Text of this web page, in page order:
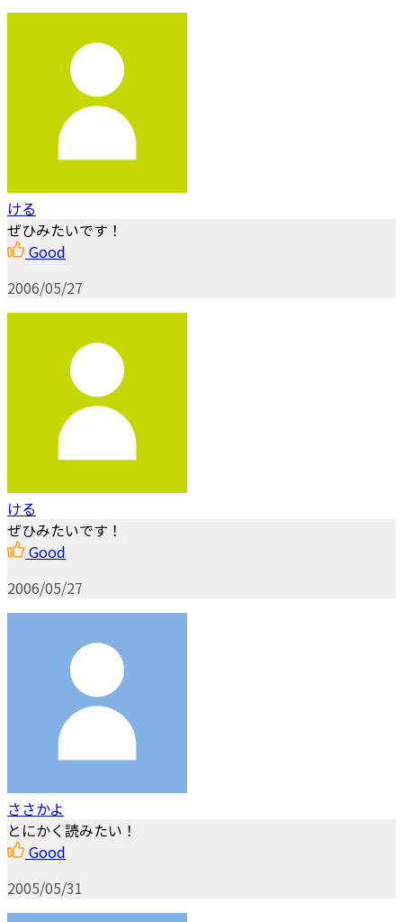
ける
ぜひみたいです！
Good
2006/05/27
ける
ぜひみたいです！
Good
2006/05/27
ささかよ
とにかく読みたい！
Good
2005/05/31